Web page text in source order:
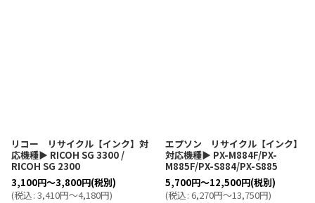
リコー リサイクル【インク】対
応機種▶ RICOH SG 3300 /
RICOH SG 2300
3,100円～3,800円(税別)
(税込: 3,410円～4,180円)
エプソン リサイクル【インク】
対応機種▶ PX-M884F/PX-
M885F/PX-S884/PX-S885
5,700円～12,500円(税別)
(税込: 6,270円～13,750円)